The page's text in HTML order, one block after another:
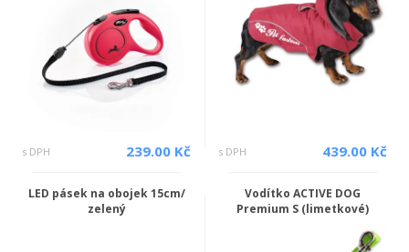
s DPH 239.00 Kč s DPH 439.00 Kč
LED pásek na obojek 15cm/
zelený
Vodítko ACTIVE DOG
Premium S (limetkové)